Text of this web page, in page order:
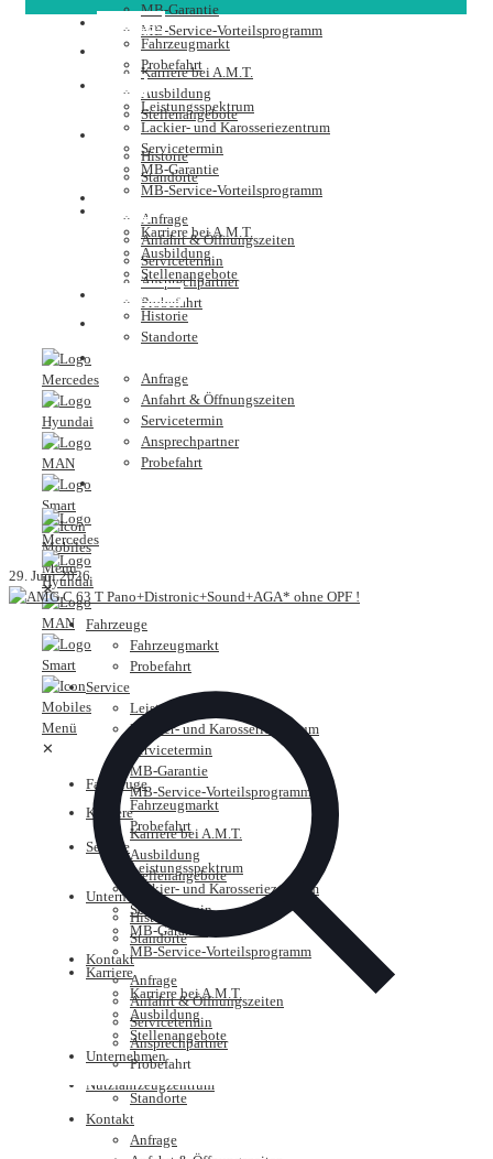
MB-Garantie
MB-Service-Vorteilsprogramm
Karriere
Karriere bei A.M.T.
Ausbildung
Stellenangebote
Unternehmen
Historie
Standorte
Kontakt
Anfrage
Anfahrt & Öffnungszeiten
Servicetermin
Ansprechpartner
Probefahrt
Nutzfahrzeugzentrum
✕
Fahrzeuge
Fahrzeugmarkt
Probefahrt
Service
Leistungsspektrum
Lackier- und Karosseriezentrum
Servicetermin
MB-Garantie
MB-Service-Vorteilsprogramm
Karriere
Karriere bei A.M.T.
Ausbildung
Stellenangebote
Unternehmen
Historie
Standorte
Kontakt
Anfrage
Anfahrt & Öffnungszeiten
Servicetermin
Ansprechpartner
Probefahrt
Nutzfahrzeugzentrum
Fahrzeuge
Fahrzeugmarkt
Probefahrt
Leistungsspektrum
Lackier- und Karosseriezentrum
Servicetermin
MB-Garantie
MB-Service-Vorteilsprogramm
Karriere
Karriere bei A.M.T.
Ausbildung
Stellenangebote
Unternehmen
Historie
Standorte
Anfrage
Anfahrt & Öffnungszeiten
Servicetermin
Ansprechpartner
Probefahrt
✕
Fahrzeuge
Fahrzeugmarkt
Probefahrt
Service
Leistungsspektrum
Lackier- und Karosseriezentrum
Servicetermin
MB-Garantie
MB-Service-Vorteilsprogramm
Karriere
Karriere bei A.M.T.
Ausbildung
Stellenangebote
Unternehmen
Standorte
Kontakt
Anfrage
29. Juni 2026